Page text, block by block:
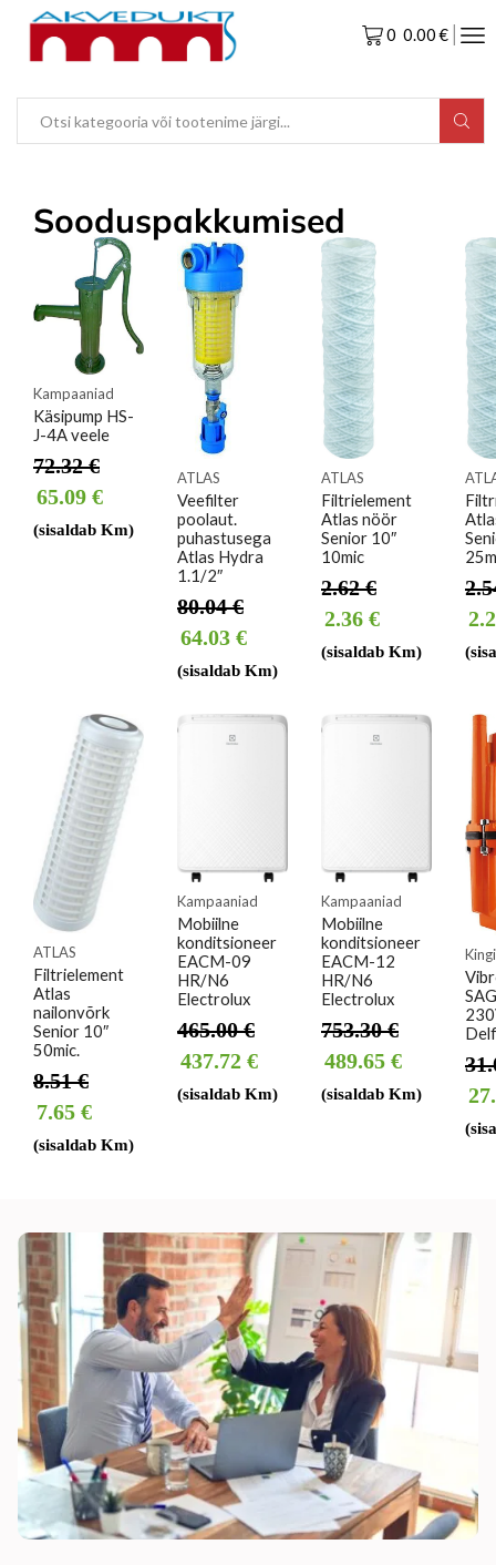
0 0.00€
Sooduspakkumised
Kampaaniad
Käsipump HS-
J-4A veele
72.32€
65.09 €
(sisaldab Km)
ATLAS
Veefilter
poolaut.
puhastusega
Atlas Hydra
1.1/2″
80.04€
64.03 €
(sisaldab Km)
ATLAS
Filtrielement
Atlas nöör
Senior 10″
10mic
2.62€
2.36 €
(sisaldab Km)
ATLAS
Filtrielement
Atlas
nailonvõrk
Senior 10″
50mic.
8.51€
7.65 €
(sisaldab Km)
Kampaaniad
Mobiilne
konditsioneer
EACM-09
HR/N6
Electrolux
465.00€
437.72 €
(sisaldab Km)
Kampaaniad
Mobiilne
konditsioneer
EACM-12
HR/N6
Electrolux
753.30€
489.65 €
(sisaldab Km)